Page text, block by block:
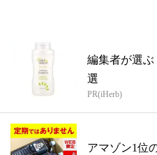
編集者が選ぶ
選
PR(iHerb)
アマゾン1位